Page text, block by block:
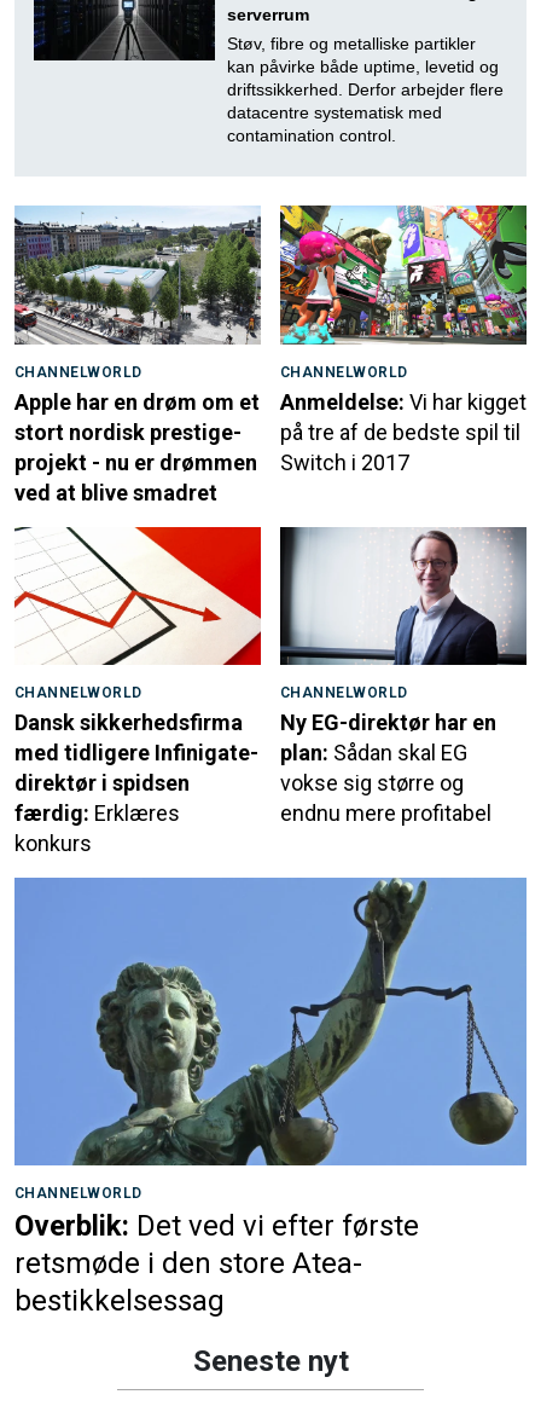
serverrum
Støv, fibre og metalliske partikler
kan påvirke både uptime, levetid og
driftssikkerhed. Derfor arbejder flere
datacentre systematisk med
contamination control.
CHANNELWORLD
Apple har en drøm om et
stort nordisk prestige-
projekt - nu er drømmen
ved at blive smadret
CHANNELWORLD
Anmeldelse: Vi har kigget
på tre af de bedste spil til
Switch i 2017
CHANNELWORLD
Dansk sikkerhedsfirma
med tidligere Infinigate-
direktør i spidsen
færdig: Erklæres
konkurs
CHANNELWORLD
Ny EG-direktør har en
plan: Sådan skal EG
vokse sig større og
endnu mere profitabel
CHANNELWORLD
Overblik: Det ved vi efter første
retsmøde i den store Atea-
bestikkelsessag
Seneste nyt